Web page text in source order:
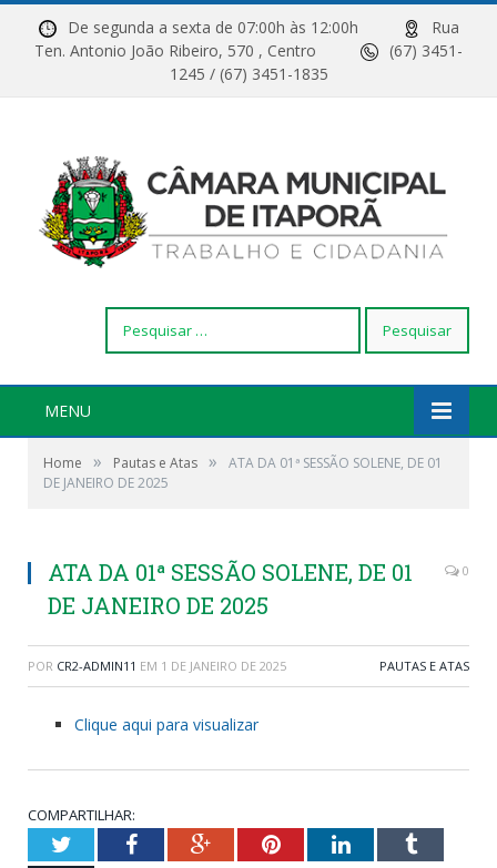
De segunda a sexta de 07:00h às 12:00h
Rua
Ten. Antonio João Ribeiro, 570 , Centro
(67) 3451-
1245 / (67) 3451-1835
por:
MENU
Home » Pautas e Atas »
ATA DA 01ª SESSÃO SOLENE, DE 01
DE JANEIRO DE 2025
ATA DA 01ª SESSÃO SOLENE, DE 01
DE JANEIRO DE 2025
0
POR CR2-ADMIN11 EM 1 DE JANEIRO DE 2025 PAUTAS E ATAS
Clique aqui para visualizar
COMPARTILHAR:
TwitterFacebookGoogle+PinterestLinkedInTumblr